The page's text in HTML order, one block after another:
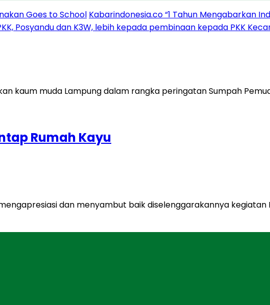
Goes to School Kabarindonesia.co “1 Tahun Mengabarkan
Posyandu dan K3W, lebih kepada pembinaan kepada PKK
Rumah Kayu
dan menyambut baik diselenggarakannya kegiatan